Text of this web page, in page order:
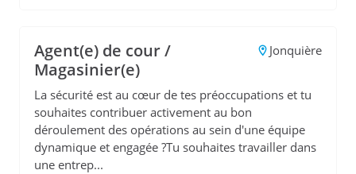
Agent(e) de cour /
Magasinier(e)
Jonquière
La sécurité est au cœur de tes préoccupations et tu
souhaites contribuer activement au bon
déroulement des opérations au sein d'une équipe
dynamique et engagée ?Tu souhaites travailler dans
une entrep...